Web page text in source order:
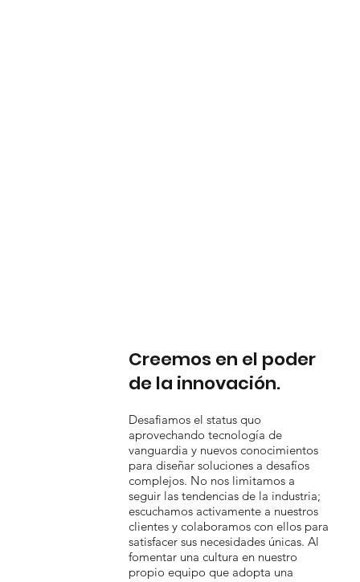
Creemos en el poder
de la innovación.
Desafiamos el status quo
aprovechando tecnología de
vanguardia y nuevos conocimientos
para diseñar soluciones a desafíos
complejos. No nos limitamos a
seguir las tendencias de la industria;
escuchamos activamente a nuestros
clientes y colaboramos con ellos para
satisfacer sus necesidades únicas. Al
fomentar una cultura en nuestro
propio equipo que adopta una